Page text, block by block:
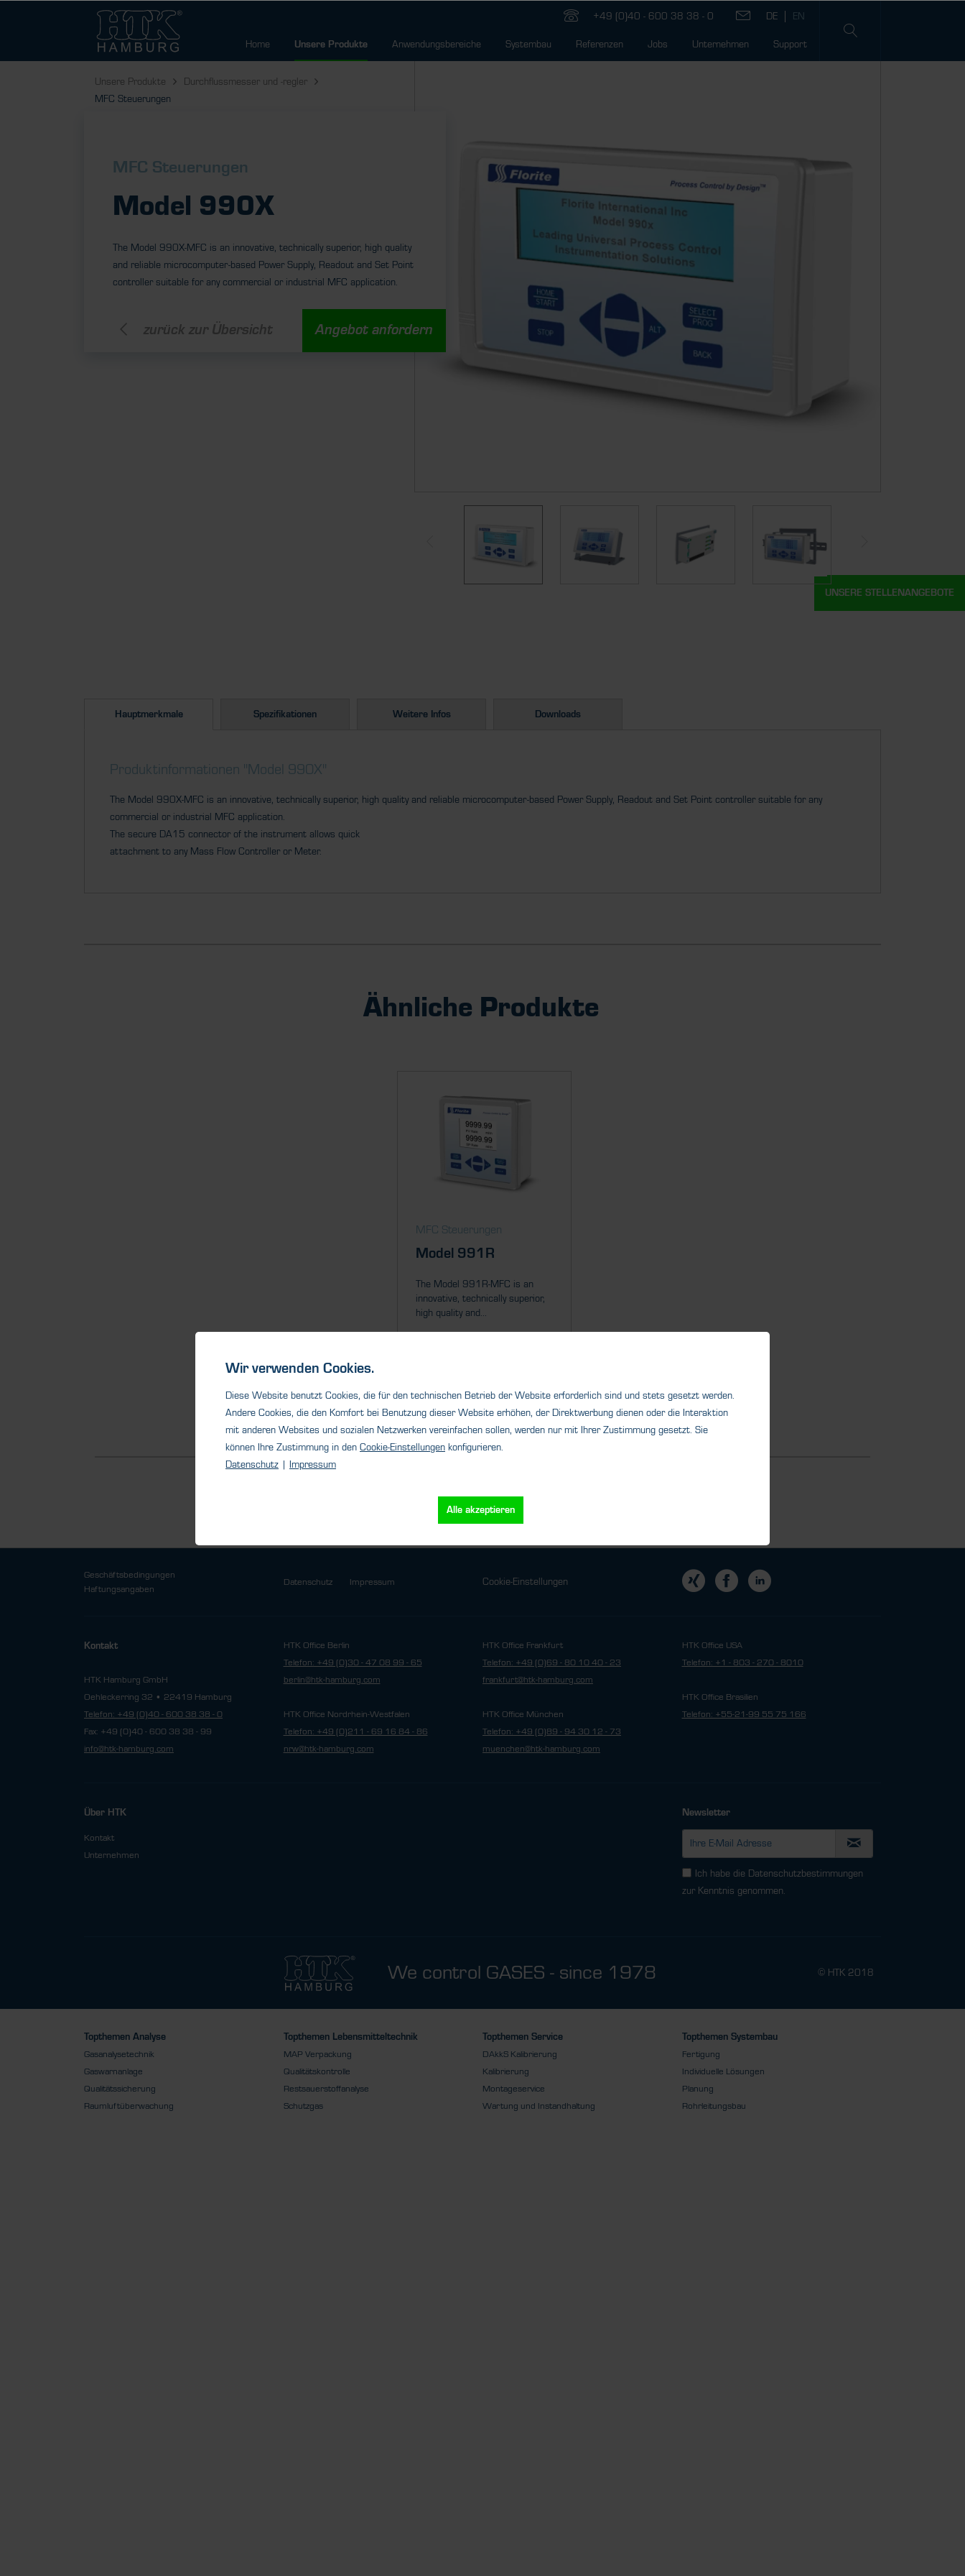
+49 (0)40 - 600 38 38 - 0
Home Unsere Produkte Anwendungsbereiche Systembau Referenzen Jobs Unternehmen Support
Unsere Produkte
Durchflussmesser und -regler
MFC Steuerungen
MFC Steuerungen
Model 990X
The Model 990X-MFC is an innovative, technically superior, high quality
and reliable microcomputer-based Power Supply, Readout and Set Point
controller suitable for any commercial or industrial MFC application.
zurück zur Übersicht Angebot anfordern
Hauptmerkmale Spezifikationen Weitere Infos Downloads
Produktinformationen "Model 990X"
The Model 990X-MFC is an innovative, technically superior, high quality and reliable microcomputer-based Power Supply, Readout and Set Point controller suitable for any
commercial or industrial MFC application.
The secure DA15 connector of the instrument allows quick
attachment to any Mass Flow Controller or Meter.
Ähnliche Produkte
MFC Steuerungen
Model 991R
The Model 991R-MFC is an
innovative, technically superior,
high quality and...
Details
Geschäftsbedingungen
Haftungsangaben
Datenschutz Impressum Cookie-Einstellungen
Kontakt
HTK Hamburg GmbH
Oehleckerring 32 • 22419 Hamburg
Telefon: +49 (0)40 - 600 38 38 - 0
Fax: +49 (0)40 - 600 38 38 - 99
info@htk-hamburg.com
HTK Office Berlin
Telefon: +49 (0)30 - 47 08 99 - 65
berlin@htk-hamburg.com
HTK Office Nordrhein-Westfalen
Telefon: +49 (0)211 - 69 16 84 - 86
nrw@htk-hamburg.com
HTK Office Frankfurt
Telefon: +49 (0)69 - 80 10 40 - 23
frankfurt@htk-hamburg.com
HTK Office München
Telefon: +49 (0)89 - 94 30 12 - 73
muenchen@htk-hamburg.com
HTK Office USA
Telefon: +1 - 803 - 270 - 8010
HTK Office Brasilien
Telefon: +55-21-99 55 75 166
Über HTK
Kontakt
Unternehmen
Newsletter
Ich habe die Datenschutzbestimmungen
zur Kenntnis genommen.
We control GASES - since 1978 © HTK 2018
Topthemen Analyse
Gasanalysetechnik
Gaswarnanlage
Qualitätssicherung
Raumluftüberwachung
Topthemen Lebensmitteltechnik
MAP Verpackung
Qualitätskontrolle
Restsauerstoffanalyse
Schutzgas
Topthemen Service
DAkkS Kalibrierung
Kalibrierung
Montageservice
Wartung und Instandhaltung
Topthemen Systembau
Fertigung
Individuelle Lösungen
Planung
Rohrleitungsbau
UNSERE STELLENANGEBOTE
Wir verwenden Cookies.
Diese Website benutzt Cookies, die für den technischen Betrieb der Website erforderlich sind und stets gesetzt werden.
Andere Cookies, die den Komfort bei Benutzung dieser Website erhöhen, der Direktwerbung dienen oder die Interaktion
mit anderen Websites und sozialen Netzwerken vereinfachen sollen, werden nur mit Ihrer Zustimmung gesetzt. Sie
können Ihre Zustimmung in den Cookie-Einstellungen konfigurieren.
Datenschutz | Impressum
Alle akzeptieren